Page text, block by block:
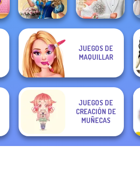
Storybook Glam
Dress Up
Advent...
Babs' Spring
Wedding
JUEGOS DE
MAQUILLAR
JUEGOS DE
CREACIÓN DE
MUÑECAS